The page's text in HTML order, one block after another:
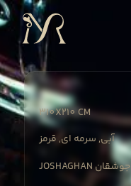
310X210 CM
آبی, سرمه ای, قرمز
JOSHAGHAN جوشقان